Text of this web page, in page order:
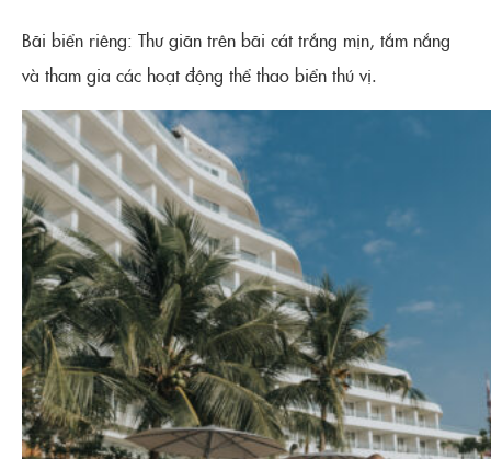
Bãi biển riêng: Thư giãn trên bãi cát trắng mịn, tắm nắng
và tham gia các hoạt động thể thao biển thú vị.